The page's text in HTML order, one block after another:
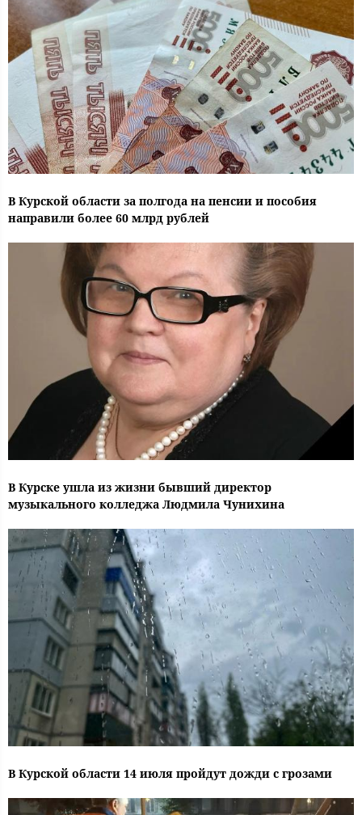
В Курской области за полгода на пенсии и пособия
направили более 60 млрд рублей
В Курске ушла из жизни бывший директор
музыкального колледжа Людмила Чунихина
В Курской области 14 июля пройдут дожди с грозами